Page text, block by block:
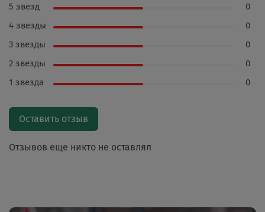
Отзывов еще никто не оставлял
5 звезд
0
4 звезды
0
3 звезды
0
2 звезды
0
1 звезда
0
Оставить отзыв